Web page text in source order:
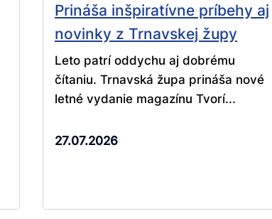
Prináša inšpiratívne príbehy aj
novinky z Trnavskej župy
Leto patrí oddychu aj dobrému
čítaniu. Trnavská župa prináša nové
letné vydanie magazínu Tvorí...
27.07.2026